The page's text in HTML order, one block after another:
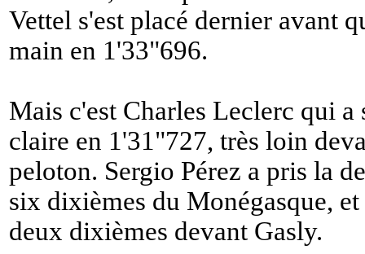
Vettel s'est placé dernier avant
main en 1'33"696.
Mais c'est Charles Leclerc qui
claire en 1'31"727, très loin
peloton. Sergio Pérez a pris la
six dixièmes du Monégasque,
deux dixièmes devant Gasly.